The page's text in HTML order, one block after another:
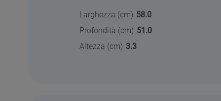
Larghezza (cm) 58.0
Profondità (cm) 51.0
Altezza (cm) 3.3